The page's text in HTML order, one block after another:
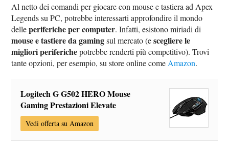
Al netto dei comandi per giocare con mouse e tastiera ad Apex
Legends su PC, potrebbe interessarti approfondire il mondo
delleperiferiche per computer. Infatti, esistono miriadi di
mouse e tastiere da gamingsul mercato (escegliere le
migliori periferichepotrebbe renderti più competitivo). Trovi
tante opzioni, per esempio, su store online come Amazon.
Logitech G G502 HERO Mouse
Gaming Prestazioni Elevate
Vedi offerta su Amazon